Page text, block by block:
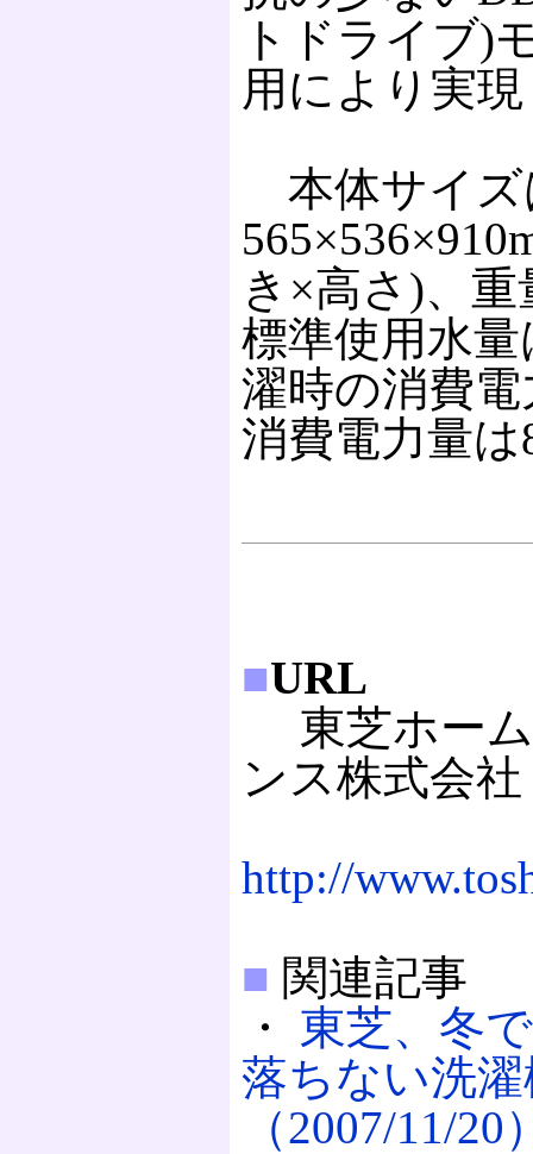
トドライブ)
用により実
本体サイズ
き×高さ)、重
標準使用水
濯時の消費
消費電力量は
■URL
東芝ホー
ンス株式会社
http://
■ 関連記事
・ 東芝、冬
落ちない洗
（2007/11/20